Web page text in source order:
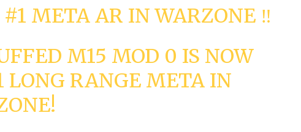
#1 META AR IN WARZONE ‼️
M15 MOD 0 IS NOW
LONG RANGE META IN
!